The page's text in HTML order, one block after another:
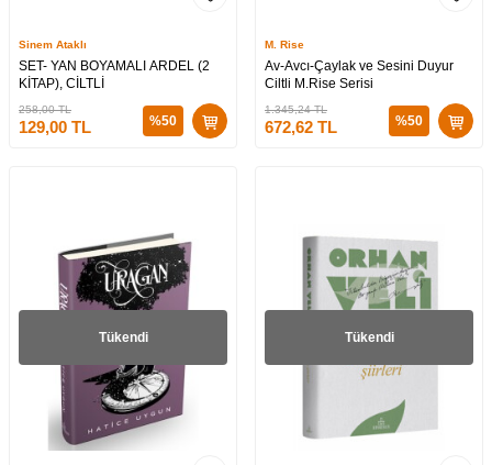
Sinem Ataklı
SET- YAN BOYAMALI ARDEL (2
KİTAP), CİLTLİ
258,00TL
129,00 TL %50
M. Rise
Av-Avcı-Çaylak ve Sesini Duyur
Ciltli M.Rise Serisi
1.345,24TL
672,62 TL %50
Tükendi Tükendi